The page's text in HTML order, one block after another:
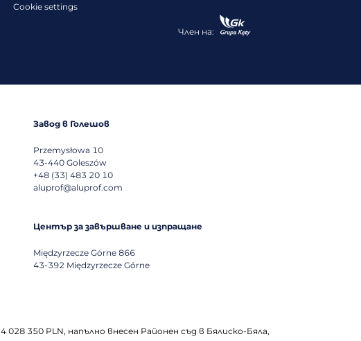
Cookie settings
Член на:
Завод в Голешов
Przemysłowa 10
43-440 Goleszów
+48 (33) 483 20 10
aluprof@aluprof.com
Център за завършване и изпращане
Międzyrzecze Górne 866
43-392 Międzyrzecze Górne
4 028 350 PLN, напълно внесен Районен съд в Бялиско-Бяла,